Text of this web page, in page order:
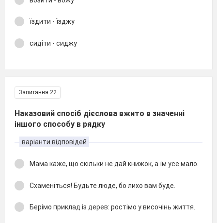
їздити - їзджу
сидіти - сиджу
Запитання 22
Наказовий спосіб дієслова вжито в значенні
іншого способу в рядку
варіанти відповідей
Мама каже, що скільки не дай книжок, а їм усе мало.
Схаменіться! Будьте люде, бо лихо вам буде.
Берімо приклад із дерев: ростімо у височінь життя.